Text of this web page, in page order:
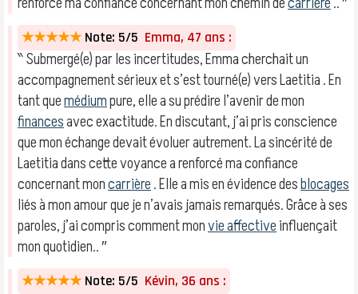
★★★★★ Note: 5/5 Emma, 47 ans :
‶ Submergé(e) par les incertitudes, Emma cherchait un
accompagnement sérieux et s’est tourné(e) vers Laetitia . En
tant quemédiumpure, elle a su prédire l’avenir de mon
financesavec exactitude. En discutant, j’ai pris conscience
que mon échange devait évoluer autrement. La sincérité de
Laetitia dans cette voyance a renforcé ma confiance
concernant moncarrière. Elle a mis en évidence desblocages
liés à mon amour que je n’avais jamais remarqués. Grâce à ses
paroles, j’ai compris comment monvie affectiveinfluençait
mon quotidien.. ″
★★★★★ Note: 5/5 Kévin, 36 ans :